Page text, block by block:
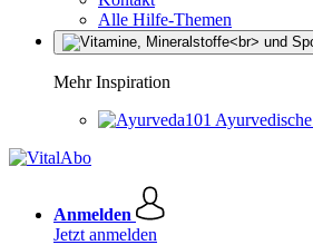
Alle Hilfe-Themen
Mehr Inspiration
Anmelden
Jetzt anmelden